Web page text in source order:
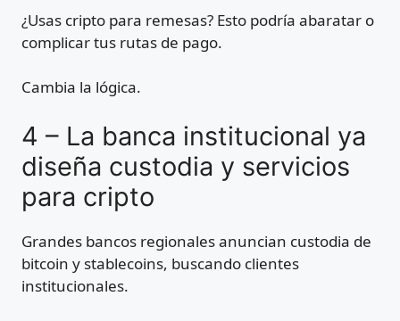
¿Usas cripto para remesas? Esto podría abaratar o
complicar tus rutas de pago.
Cambia la lógica.
4 – La banca institucional ya
diseña custodia y servicios
para cripto
Grandes bancos regionales anuncian custodia de
bitcoin y stablecoins, buscando clientes
institucionales.